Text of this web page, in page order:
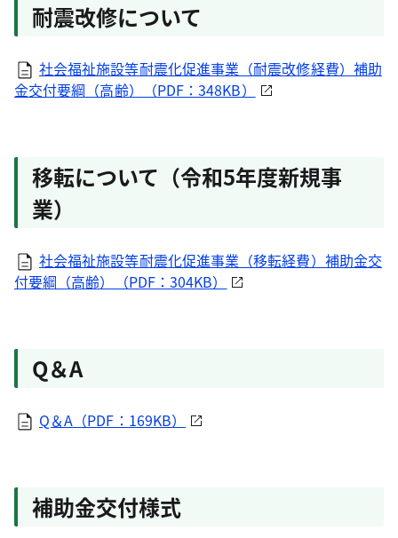
耐震改修について
社会福祉施設等耐震化促進事業（耐震改修経費）補助
金交付要綱（高齢）（PDF：348KB）
移転について（令和5年度新規事
業）
社会福祉施設等耐震化促進事業（移転経費）補助金交
付要綱（高齢）（PDF：304KB）
Q＆A
Q＆A（PDF：169KB）
補助金交付様式